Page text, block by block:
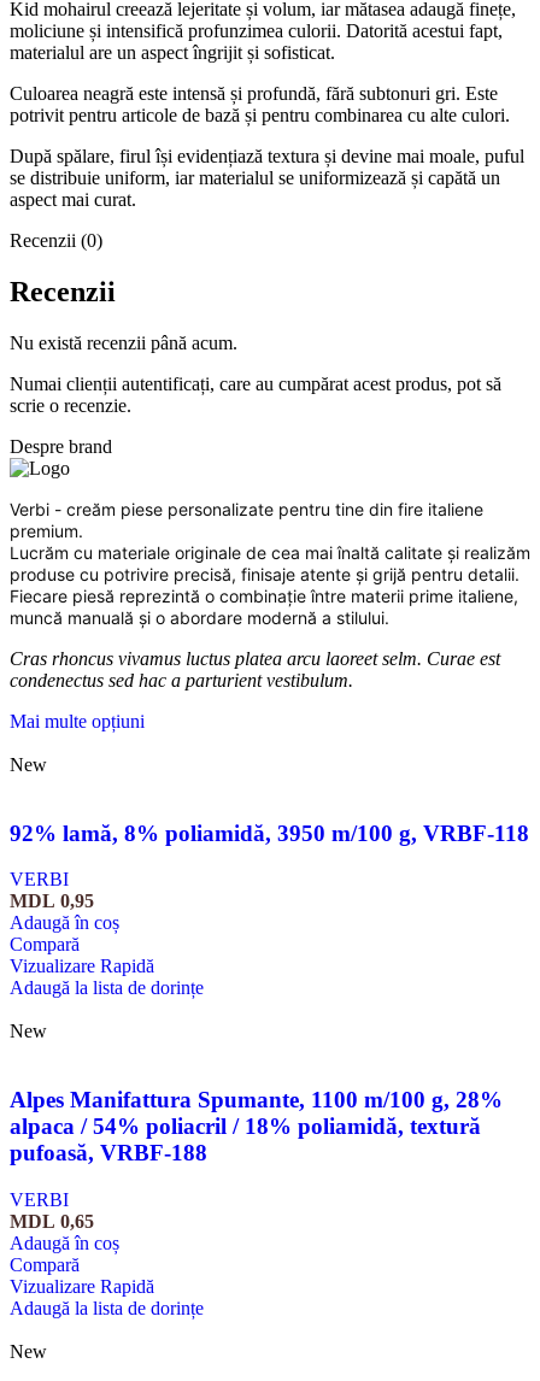
Kid mohairul creează lejeritate și volum, iar mătasea adaugă finețe,
moliciune și intensifică profunzimea culorii. Datorită acestui fapt,
materialul are un aspect îngrijit și sofisticat.
Culoarea neagră este intensă și profundă, fără subtonuri gri. Este
potrivit pentru articole de bază și pentru combinarea cu alte culori.
După spălare, firul își evidențiază textura și devine mai moale, puful
se distribuie uniform, iar materialul se uniformizează și capătă un
aspect mai curat.
Recenzii (0)
Recenzii
Nu există recenzii până acum.
Numai clienții autentificați, care au cumpărat acest produs, pot să
scrie o recenzie.
Despre brand
Verbi - creăm piese personalizate pentru tine din fire italiene
premium.
Lucrăm cu materiale originale de cea mai înaltă calitate și realizăm
produse cu potrivire precisă, finisaje atente și grijă pentru detalii.
Fiecare piesă reprezintă o combinație între materii prime italiene,
muncă manuală și o abordare modernă a stilului.
Cras rhoncus vivamus luctus platea arcu laoreet selm. Curae est
condenectus sed hac a parturient vestibulum.
Mai multe opțiuni
New
92% lamă, 8% poliamidă, 3950 m/100 g, VRBF-118
VERBI
MDL 0,95
Adaugă în coș
Compară
Vizualizare Rapidă
Adaugă la lista de dorințe
New
Alpes Manifattura Spumante, 1100 m/100 g, 28%
alpaca / 54% poliacril / 18% poliamidă, textură
pufoasă, VRBF-188
VERBI
MDL 0,65
Adaugă în coș
Compară
Vizualizare Rapidă
Adaugă la lista de dorințe
New